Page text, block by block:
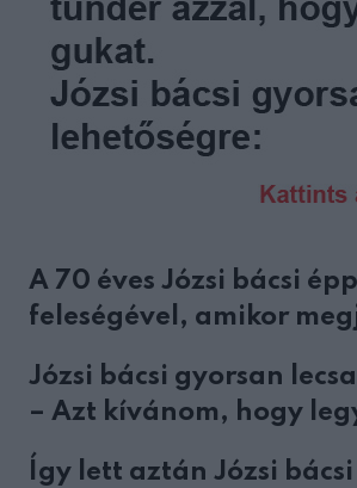
A 70 éves Józsi bácsi
feleségével, amikor
Józsi bácsi gyorsan
– Azt kívánom, hogy
Így lett aztán Józsi